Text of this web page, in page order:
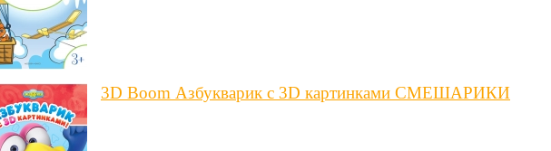
3D Boom Азбукварик с 3D картинками СМЕШАРИКИ